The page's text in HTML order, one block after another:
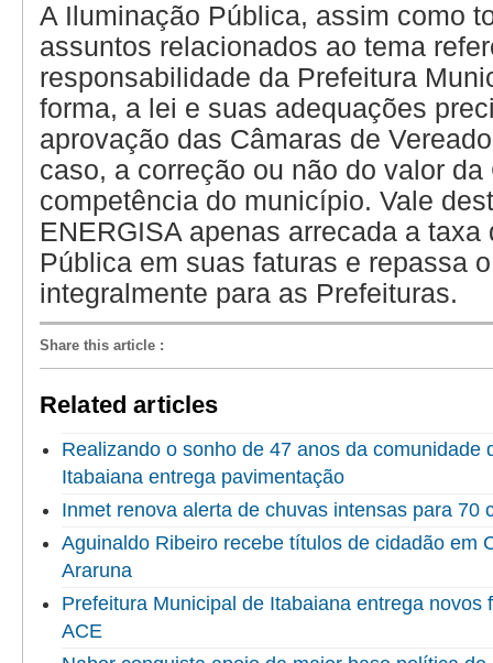
A Iluminação Pública, assim como
assuntos relacionados ao tema
responsabilidade da Prefeitura
forma, a lei e suas adequações
aprovação das Câmaras de
caso, a correção ou não do valor da
competência do município. Vale
ENERGISA apenas arrecada a taxa
Pública em suas faturas e repassa
integralmente para as Prefeituras.
Share this article :
Related articles
Realizando o sonho de 47 anos da comunidade
Itabaiana entrega pavimentação
Inmet renova alerta de chuvas intensas para 70
Aguinaldo Ribeiro recebe títulos de cidadão em
Araruna
Prefeitura Municipal de Itabaiana entrega novos
ACE